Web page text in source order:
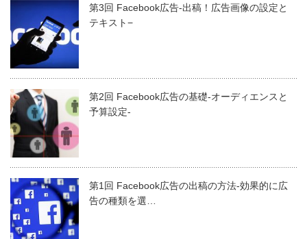
第3回 Facebook広告-出稿！広告画像の設定と
テキスト−
第2回 Facebook広告の基礎-オーディエンスと
予算設定-
第1回 Facebook広告の出稿の方法-効果的に広
告の種類を選…